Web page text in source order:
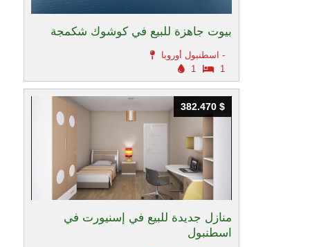
بيوت جاهزة للبيع في كوشوك شكمجة
اسطنبول أوروبا -
1
1
منازل جديدة للبيع في إسنيورت في
اسطنبول
382.470 $
382.470 $